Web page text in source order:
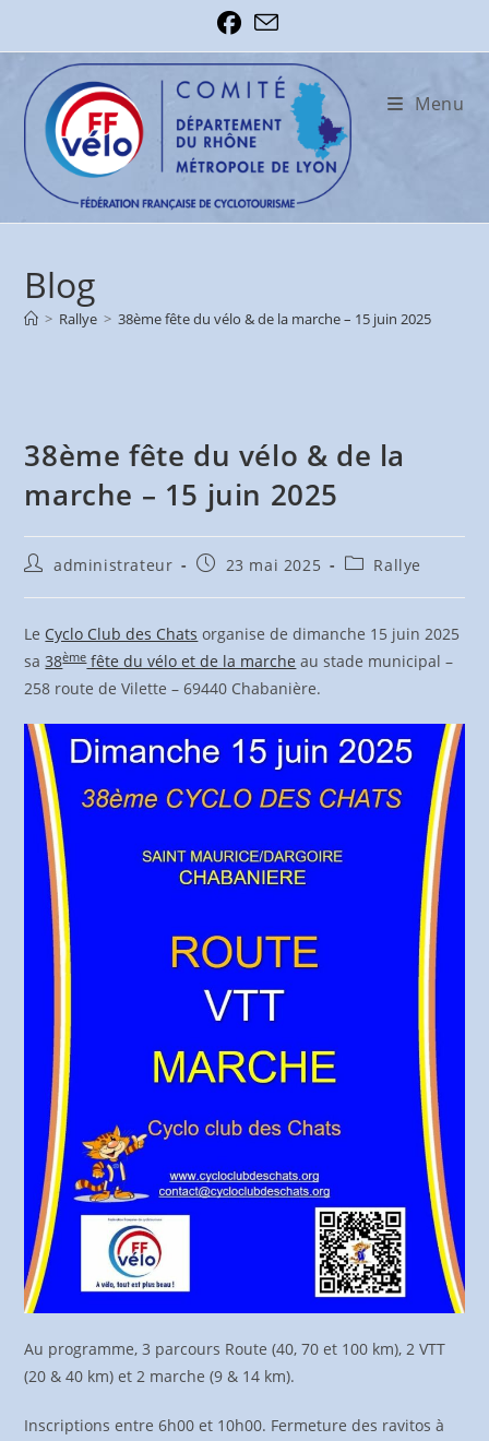
content
Menu
Blog
> Rallye > 38ème fête du vélo & de la marche – 15 juin 2025
38ème fête du vélo & de la
marche – 15 juin 2025
Auteur/autrice
la
publication :
administrateur
Publication
23 mai 2025
PostRallye
Le Cyclo Club des Chats organise de dimanche 15 juin 2025
sa38èmefête du vélo et de la marche au stade municipal –
258 route de Vilette – 69440 Chabanière.
Au programme, 3 parcours Route (40, 70 et 100 km), 2 VTT
(20 & 40 km) et 2 marche (9 & 14 km).
Inscriptions entre 6h00 et 10h00. Fermeture des ravitos à